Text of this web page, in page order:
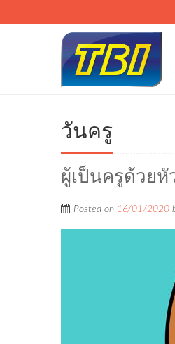
วันครู
ผู้เป็นครูด้วยหั
Posted on 16/01/2020